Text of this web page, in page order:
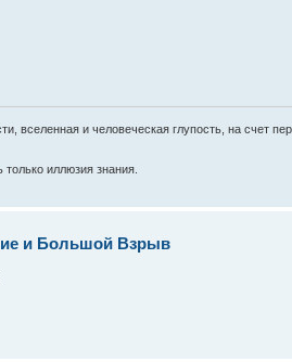
вселенная и человеческая глупость, на счет
иллюзия знания.
и Большой Взрыв